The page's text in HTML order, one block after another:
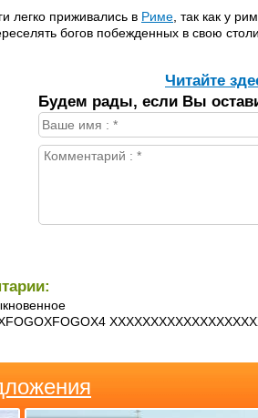
легко приживались в Риме , так как у
богов побежденных в свою
Читайте
Будем рады, если Вы